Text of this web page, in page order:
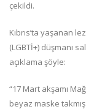
çekildi.
Kıbrıs’ta yaşanan
(LGBTİ+) düşmanı
açıklama şöyle:
“17 Mart akşamı
beyaz maske